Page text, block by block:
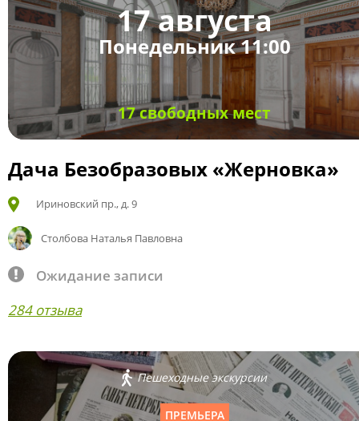
17 августа
Понедельник 11:00
17 свободных мест
Дача Безобразовых «Жерновка»
Ириновский пр., д. 9
Столбова Наталья Павловна
Ожидание записи
284 отзыва
Пешеходные экскурсии
ПРЕМЬЕРА